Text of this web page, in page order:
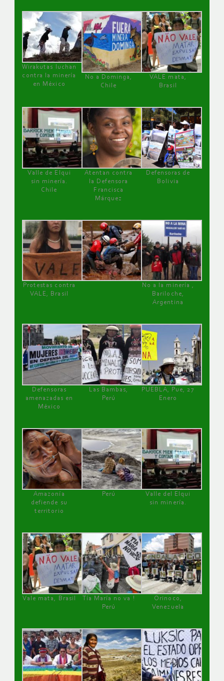
Wirakutas luchan
contra la minería
en México
No a Dominga,
Chile
VALE mata,
Brasil
Valle de Elqui
sin minería.
Chile
Atentan contra
la Defensora
Francisca
Márquez
Defensoras de
Bolivia
Protestas contra
VALE, Brasil
No a la minería ,
Bariloche,
Argentina
Defensoras
amenazadas en
México
Las Bambas,
Perú
PUEBLA, Pue, 27
Enero
Amazonía
defiende su
territorio
Perú
Valle del Elqui
sin minería.
Vale mata, Brasil
Tía María no va !
Perú
Orinoco,
Venezuela